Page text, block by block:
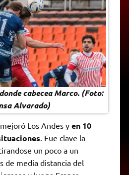
cabecea Marco. (Foto:
Alvarado)
Los Andes y en 10
. Fue clave la
un poco a un
de media distancia del